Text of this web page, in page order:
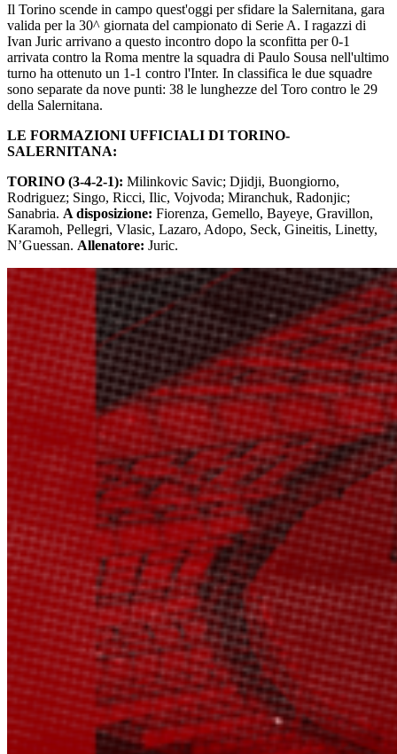
Il Torino scende in campo quest'oggi per sfidare la Salernitana, gara
valida per la 30^ giornata del campionato di Serie A. I ragazzi di
Ivan Juric arrivano a questo incontro dopo la sconfitta per 0-1
arrivata contro la Roma mentre la squadra di Paulo Sousa nell'ultimo
turno ha ottenuto un 1-1 contro l'Inter. In classifica le due squadre
sono separate da nove punti: 38 le lunghezze del Toro contro le 29
della Salernitana.
LE FORMAZIONI UFFICIALI DI TORINO-
SALERNITANA:
TORINO (3-4-2-1): Milinkovic Savic; Djidji, Buongiorno,
Rodriguez; Singo, Ricci, Ilic, Vojvoda; Miranchuk, Radonjic;
Sanabria. A disposizione: Fiorenza, Gemello, Bayeye, Gravillon,
Karamoh, Pellegri, Vlasic, Lazaro, Adopo, Seck, Gineitis, Linetty,
N’Guessan. Allenatore: Juric.